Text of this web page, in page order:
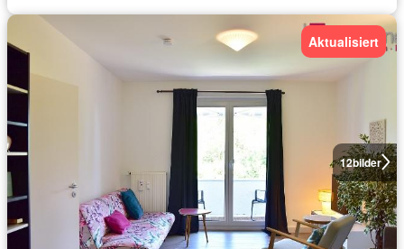
12bilder
Aktualisiert